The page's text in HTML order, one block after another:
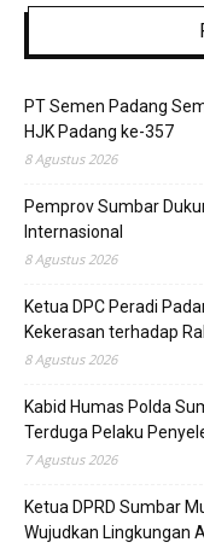
PT Semen Padang
HJK Padang ke-357
8 Agustus 2026
Pemprov Sumbar
Internasional
8 Agustus 2026
Ketua DPC Peradi
Kekerasan terhadap
8 Agustus 2026
Kabid Humas Polda
Terduga Pelaku
7 Agustus 2026
Ketua DPRD Sumbar
Wujudkan Lingkungan